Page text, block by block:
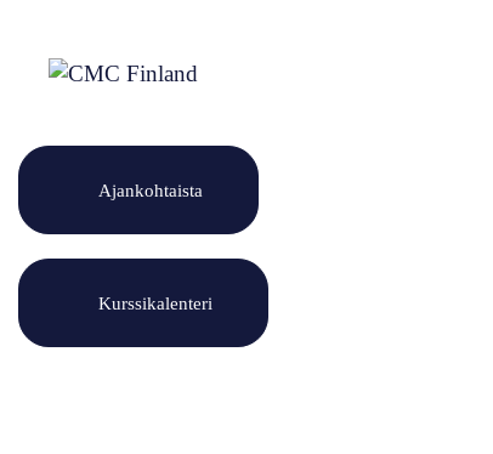
Ajankohtaista
Kurssikalenteri